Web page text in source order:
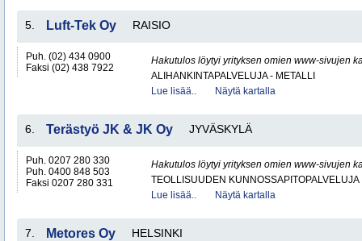
5. Luft-Tek Oy RAISIO
Puh. (02) 434 0900
Faksi (02) 438 7922
Hakutulos löytyi yrityksen omien www-sivujen
ALIHANKINTAPALVELUJA - METALLI
Lue lisää..
Näytä kartalla
6. Terästyö JK & JK Oy JYVÄSKYLÄ
Puh. 0207 280 330
Puh. 0400 848 503
Faksi 0207 280 331
Hakutulos löytyi yrityksen omien www-sivujen
TEOLLISUUDEN KUNNOSSAPITOPALVELUJA
Lue lisää..
Näytä kartalla
7. Metores Oy HELSINKI